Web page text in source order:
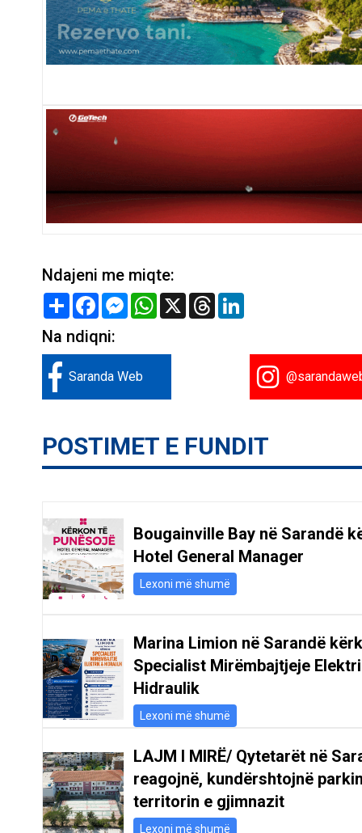
Ndajeni me miqte:
Share FacebookMessenger
WhatsApp
X Threads
Na ndiqni:
Saranda Web
POSTIMET E FUNDIT
Bougainville Bay në Sarandë
Hotel General Manager
Lexoni më shumë
Marina Limion në Sarandë
Specialist Mirëmbajtjeje
Hidraulik
Lexoni më shumë
LAJM I MIRË/ Qytetarët në
reagojnë, kundërshtojnë
territorin e gjimnazit
Lexoni më shumë